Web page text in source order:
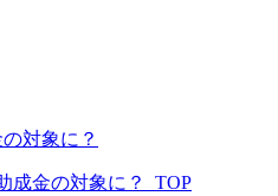
対象に？
成金の対象に？_TOP